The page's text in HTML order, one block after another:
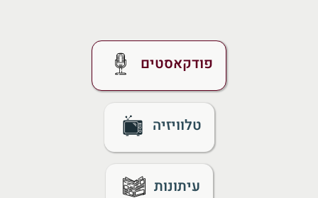
פודקאסטים
טלוויזיה
עיתונות